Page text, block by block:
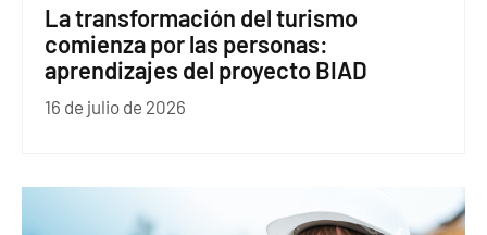
La transformación del turismo
comienza por las personas:
aprendizajes del proyecto BIAD
16 de julio de 2026